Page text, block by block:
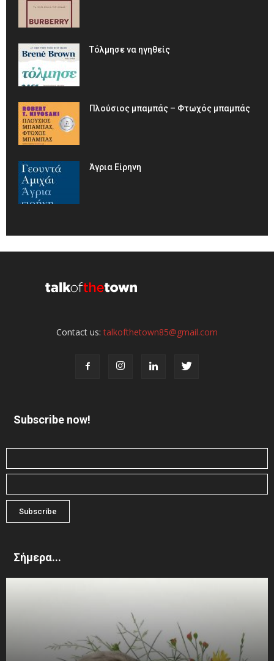
Τόλμησε να ηγηθείς
Πλούσιος μπαμπάς – Φτωχός μπαμπάς
Άγρια Είρηνη
Contact us:talkofthetown85@gmail.com
Subscribe now!
Σήμερα...